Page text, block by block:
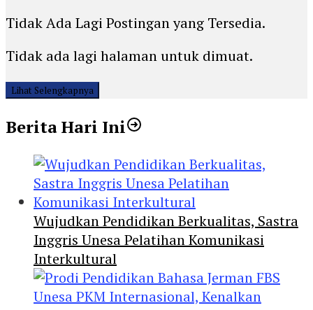
Tidak Ada Lagi Postingan yang Tersedia.
Tidak ada lagi halaman untuk dimuat.
Lihat Selengkapnya
Berita Hari Ini
Wujudkan Pendidikan Berkualitas, Sastra
Inggris Unesa Pelatihan Komunikasi
Interkultural